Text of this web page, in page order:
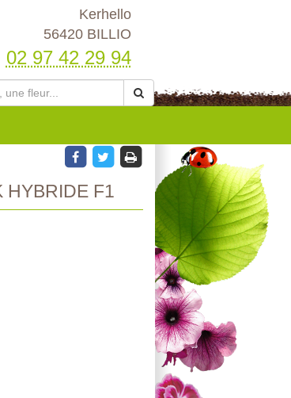
Kerhello
56420 BILLIO
02 97 42 29 94
HYBRIDE F1